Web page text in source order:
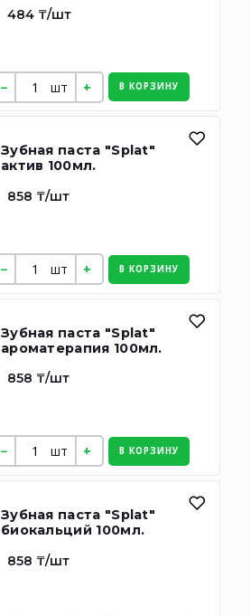
484 ₸/шт
шт В КОРЗИНУ
Зубная паста "Splat"
актив 100мл.
858 ₸/шт
шт В КОРЗИНУ
Зубная паста "Splat"
ароматерапия 100мл.
858 ₸/шт
шт В КОРЗИНУ
Зубная паста "Splat"
биокальций 100мл.
858 ₸/шт